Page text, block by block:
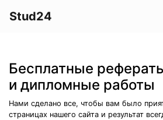
Stud24
Бесплатные
и дипломные работы
Нами сделано все, чтобы вам было
страницах нашего сайта и результат